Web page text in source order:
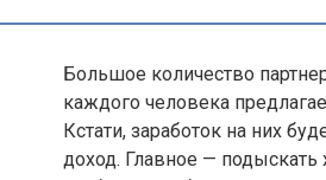
Большое количество
каждого человека
Кстати, заработок на них
доход. Главное —